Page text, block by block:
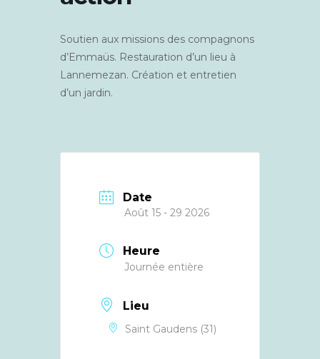
Soutien aux missions des compagnons
d’Emmaüs. Restauration d’un lieu à
Lannemezan. Création et entretien
d’un jardin.
Date
Août 15 - 29 2026
Heure
Journée entière
Lieu
Saint Gaudens (31)